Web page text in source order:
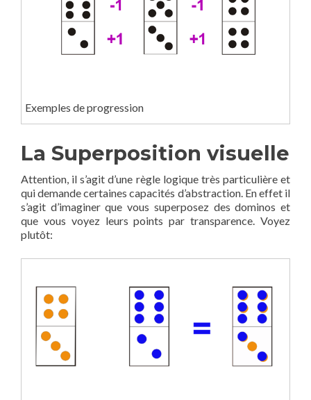
Exemples de progression
La Superposition visuelle
Attention, il s’agit d’une règle logique très particulière et
qui demande certaines capacités d’abstraction. En effet il
s’agit d’imaginer que vous superposez des dominos et
que vous voyez leurs points par transparence. Voyez
plutôt: